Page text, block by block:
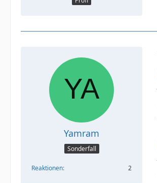
Yamram
Sonderfall
Reaktionen 2